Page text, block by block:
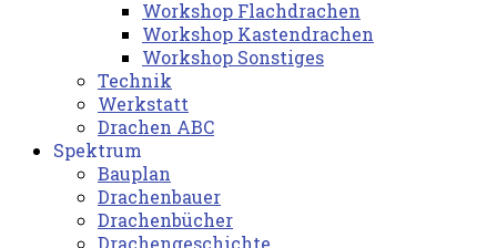
Workshop Flachdrachen
Workshop Kastendrachen
Workshop Sonstiges
Technik
Werkstatt
Drachen ABC
Spektrum
Bauplan
Drachenbauer
Drachenbücher
Drachengeschichte